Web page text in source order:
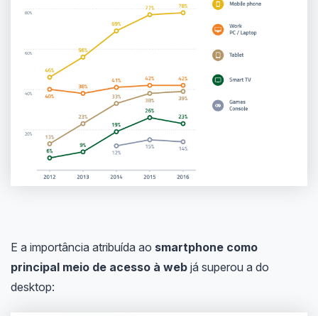
E a importância atribuída ao smartphone como
principal meio de acesso à webjá superou a do
desktop: